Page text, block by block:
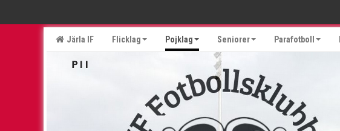
Järla IF Flicklag Pojklag Seniorer Parafotboll